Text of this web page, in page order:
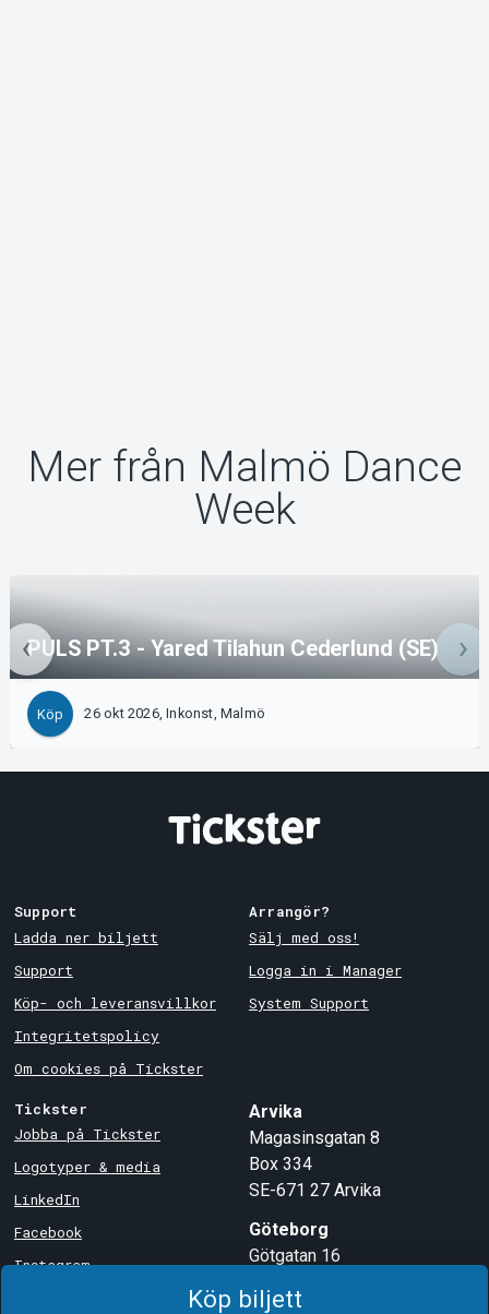
Köp biljett
Mer från Malmö Dance
Week
PULS PT.3 - Yared Tilahun Cederlund (SE)
Köp 26 okt 2026, Inkonst, Malmö
Support
Ladda ner biljett
Support
Köp- och leveransvillkor
Integritetspolicy
Om cookies på Tickster
Arrangör?
Sälj med oss!
Logga in i Manager
System Support
Tickster
Jobba på Tickster
Logotyper & media
LinkedIn
Facebook
Instagram
Arvika
Magasinsgatan 8
Box 334
SE-671 27 Arvika
Göteborg
Götgatan 16